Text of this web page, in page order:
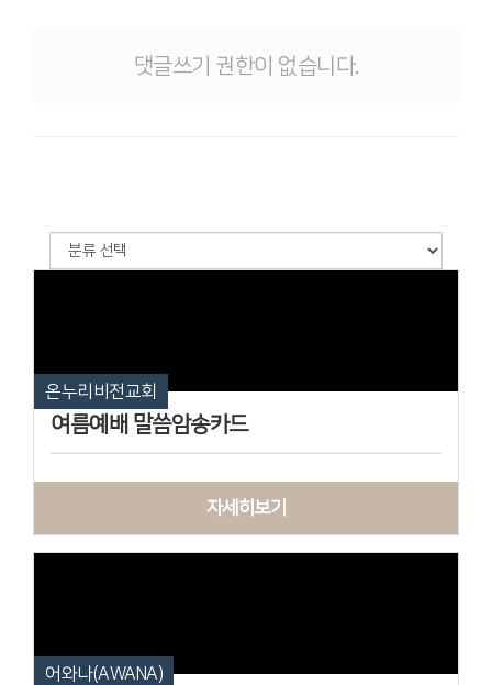
댓글쓰기 권한이 없습니다.
온누리비전교회
여름예배 말씀암송카드
자세히보기
어와나(AWANA)